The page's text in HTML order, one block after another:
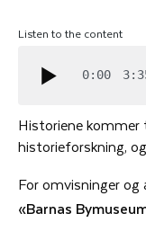
Listen to the content
0:00
Historiene kommer
historieforskning,
For omvisninger
«Barnas